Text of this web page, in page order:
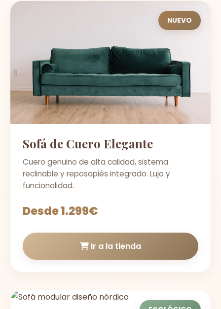
NUEVO
Sofá de Cuero Elegante
Cuero genuino de alta calidad, sistema
reclinable y reposapiés integrado. Lujo y
funcionalidad.
Desde 1.299€
Ir a la tienda